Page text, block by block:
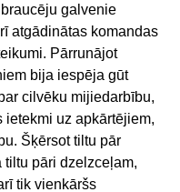
galvenie
atgādinātas komandas
Pārrunājot
bija iespēja gūt
cilvēku mijiedarbību,
ietekmi uz apkārtējiem,
Šķērsot tiltu pār
tiltu pāri dzelzceļam,
tik vienkāršs